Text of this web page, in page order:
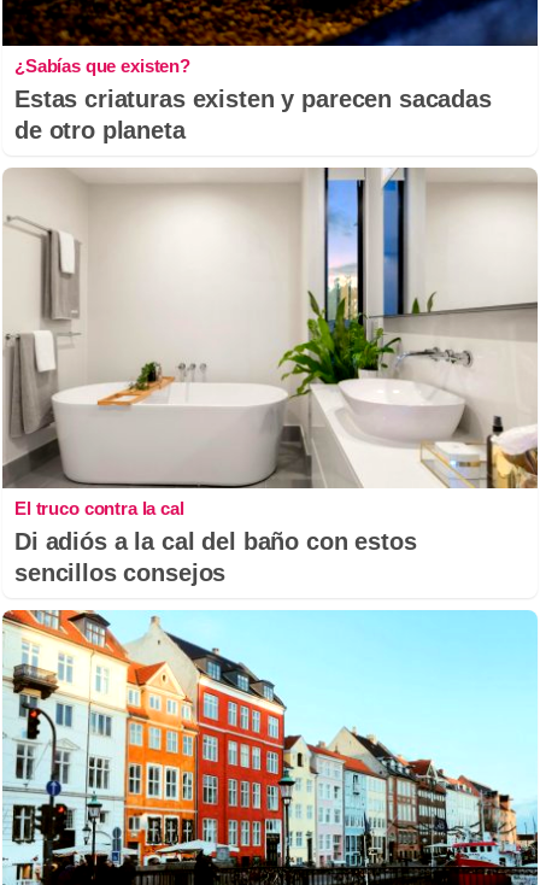
¿Sabías que existen?
Estas criaturas existen y parecen sacadas
de otro planeta
El truco contra la cal
Di adiós a la cal del baño con estos
sencillos consejos